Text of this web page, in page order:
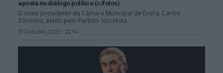
aposta no diálogo político (c/fotos)
O novo presidente da Câmara Municipal de Évora, Carlos
Zorrinho, eleito pelo Partido Socialista...
31 Outubro, 2025 - 22:14